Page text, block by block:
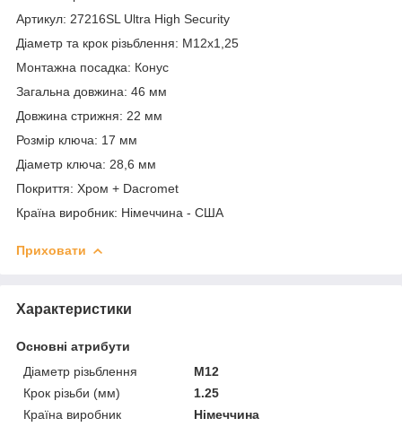
Артикул: 27216SL Ultra High Security
Діаметр та крок різьблення: M12x1,25
Монтажна посадка: Конус
Загальна довжина: 46 мм
Довжина стрижня: 22 мм
Розмір ключа: 17 мм
Діаметр ключа: 28,6 мм
Покриття: Хром + Dacromet
Країна виробник: Німеччина - США
Приховати
Характеристики
Основні атрибути
Діаметр різьблення
M12
Крок різьби (мм)
1.25
Країна виробник
Німеччина